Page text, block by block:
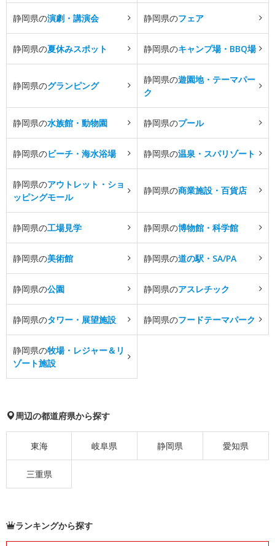
静岡県の演劇・講演会 静岡県のフェア
静岡県の夏休みスポット 静岡県のキャンプ場・BBQ場
静岡県のグランピング
静岡県の遊園地・テーマパー
ク
静岡県の水族館・動物園 静岡県のプール
静岡県のビーチ・海水浴場 静岡県の温泉・スパリゾート
静岡県のアウトレット・ショ
ッピングモール
静岡県の商業施設・百貨店
静岡県の工場見学 静岡県の博物館・科学館
静岡県の美術館 静岡県の道の駅・SA/PA
静岡県の公園 静岡県のアスレチック
静岡県のタワー・展望施設 静岡県のフードテーマパーク
静岡県の牧場・レジャー＆リ
ゾート施設
周辺の都道府県から探す
東海 岐阜県 静岡県 愛知県
三重県
ランキングから探す